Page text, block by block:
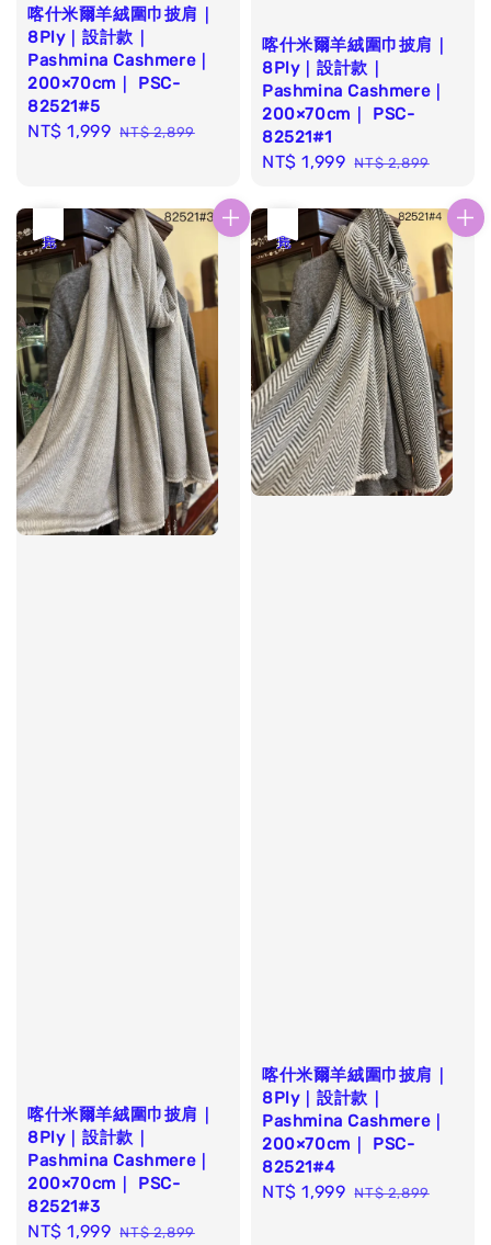
喀什米爾羊絨圍巾披肩｜
8Ply｜設計款｜
Pashmina Cashmere｜
200×70cm｜ PSC-
82521#5
Sale
NT$ 1,999 Regular
NT$ 2,899
喀什米爾羊絨圍巾披肩｜
8Ply｜設計款｜
Pashmina Cashmere｜
200×70cm｜ PSC-
82521#1
Sale
NT$ 1,999 Regular
NT$ 2,899
喀什米爾羊絨圍巾披肩｜
8Ply｜設計款｜
Pashmina Cashmere｜
200×70cm｜ PSC-
82521#3
Sale
NT$ 1,999 Regular
NT$ 2,899
喀什米爾羊絨圍巾披肩｜
8Ply｜設計款｜
Pashmina Cashmere｜
200×70cm｜ PSC-
82521#4
Sale
NT$ 1,999 Regular
NT$ 2,899